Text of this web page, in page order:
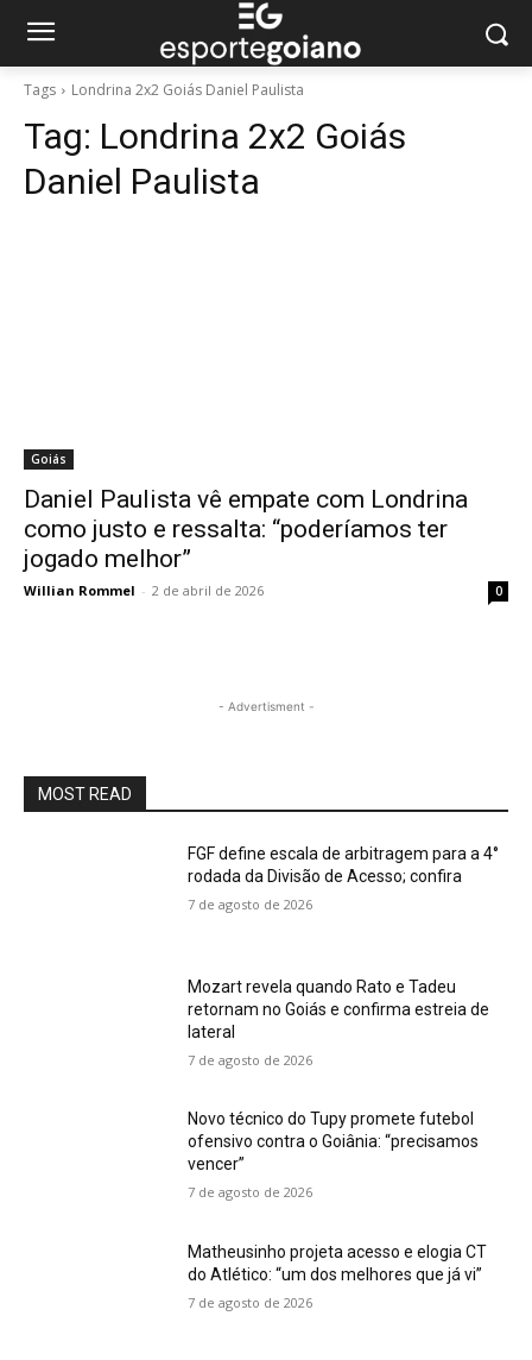
Tags Londrina 2x2 Goiás Daniel Paulista
Tag: Londrina 2x2 Goiás
Daniel Paulista
Goiás
Daniel Paulista vê empate com Londrina
como justo e ressalta: “poderíamos ter
jogado melhor”
Willian Rommel - 2 de abril de 2026 0
- Advertisment -
MOST READ
FGF define escala de arbitragem para a 4°
rodada da Divisão de Acesso; confira
7 de agosto de 2026
Mozart revela quando Rato e Tadeu
retornam no Goiás e confirma estreia de
lateral
7 de agosto de 2026
Novo técnico do Tupy promete futebol
ofensivo contra o Goiânia: “precisamos
vencer”
7 de agosto de 2026
Matheusinho projeta acesso e elogia CT
do Atlético: “um dos melhores que já vi”
7 de agosto de 2026